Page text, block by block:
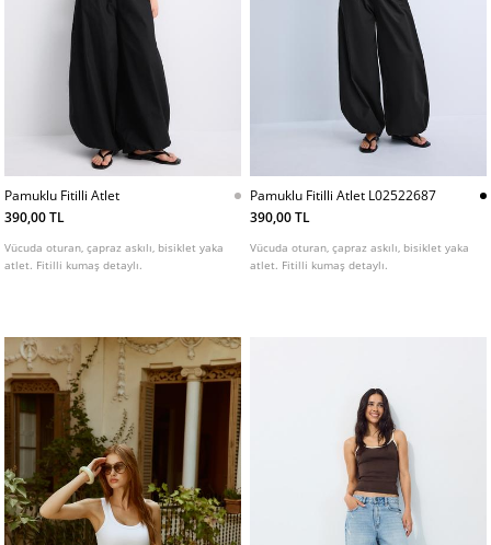
Pamuklu Fitilli Atlet
390,00 TL
Vücuda oturan, çapraz askılı, bisiklet yaka
atlet. Fitilli kumaş detaylı.
Pamuklu Fitilli Atlet L02522687
390,00 TL
Vücuda oturan, çapraz askılı, bisiklet yaka
atlet. Fitilli kumaş detaylı.